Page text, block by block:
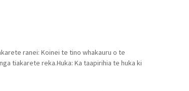
ranei: Koinei te tino whakauru o te
tiakarete reka.Huka: Ka taapirihia te huka ki